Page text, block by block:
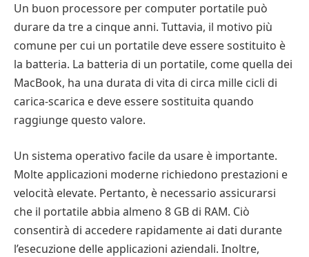
Un buon processore per computer portatile può
durare da tre a cinque anni. Tuttavia, il motivo più
comune per cui un portatile deve essere sostituito è
la batteria. La batteria di un portatile, come quella dei
MacBook, ha una durata di vita di circa mille cicli di
carica-scarica e deve essere sostituita quando
raggiunge questo valore.
Un sistema operativo facile da usare è importante.
Molte applicazioni moderne richiedono prestazioni e
velocità elevate. Pertanto, è necessario assicurarsi
che il portatile abbia almeno 8 GB di RAM. Ciò
consentirà di accedere rapidamente ai dati durante
l’esecuzione delle applicazioni aziendali. Inoltre,